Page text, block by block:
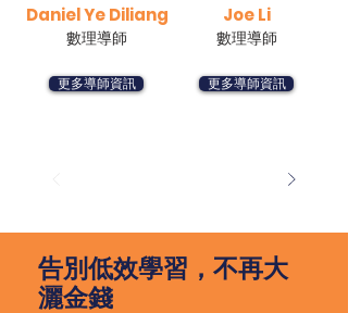
Daniel Ye Diliang
數理導師
更多導師資訊
Joe Li
數理導師
更多導師資訊
告別低效學習，不再大
灑金錢